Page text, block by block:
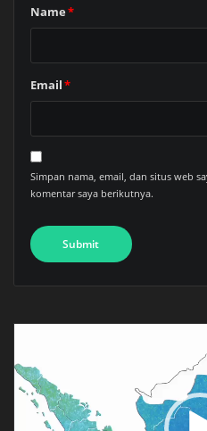
Name*
Email*
Simpan nama, email, dan situs web
komentar saya berikutnya.